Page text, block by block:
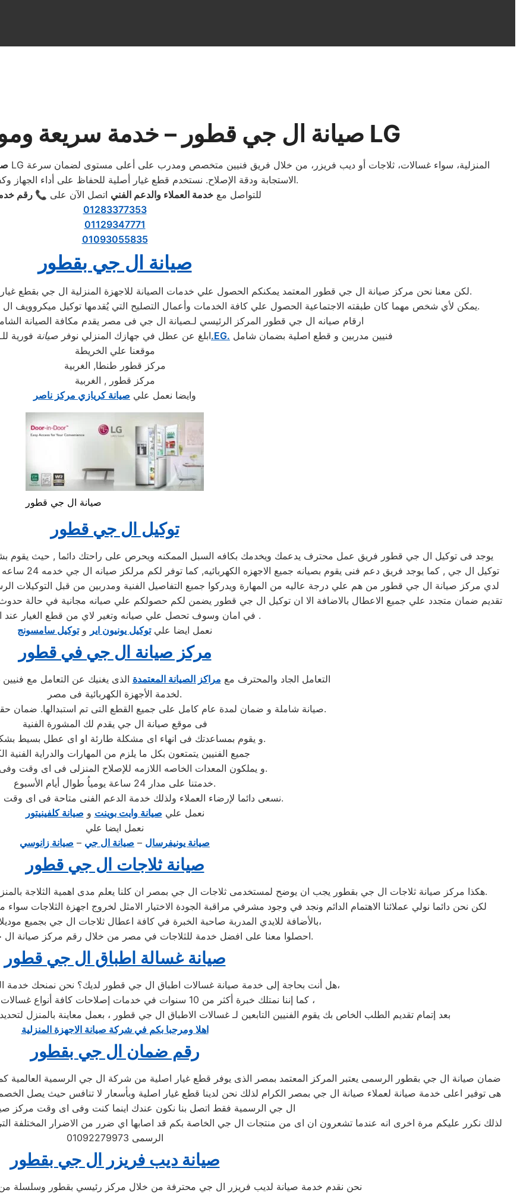
صيانة ال جي قطور – خدمة سريعة وموثوقة لجميع أجهزة LG
الاستجابة ودقة الإصلاح. نستخدم قطع غيار أصلية للحفاظ على أداء الجهاز وكفاءته لفترة طويلة.
للتواصل معخدمة العملاء والدعم الفني اتصل الآن على 📞 رقم
01283377353
01129347771
01093055835
صيانة ال جي بقطور
لكن معنا نحن مركز صيانة ال جي قطور المعتمد يمكنكم الحصول علي خدمات الصيانة للاجهزة المنزلية ال جي بقطع غيار أصلية وبشهادة ضمان معتمدة من مركز صيانة ال جي المعتمد.
يمكن لأي شخص مهما كان طبقته الاجتماعية الحصول علي كافة الخدمات وأعمال التصليح التي يُقدمها توكيل ميكروويف ال جي المُدعمة بباقات من الخصومات والعروض التي ليس لها مثيل.
ارقام صيانه ال جي قطور المركز الرئيسي لـصيانة ال جي فى مصر يقدم مكافة الصيانة
ابلغ عن عطل في جهازك المنزلي نوفر صيانة فورية .EG. فنيين مدربين و قطع اصلية بضمان شامل
موقعنا علي الخريطة
مركز قطور طنطا, الغربية
مركز قطور , الغربية
وايضا نعمل علي صيانة كريازي مركز ناصر
صيانة ال جي قطور
توكيل ال جي قطور
يوجد فى توكيل ال جي قطور فريق عمل محترف يدعمك ويخدمك بكافه السبل الممكنه ويحرص على راحتك دائما , حيث يقوم
توكيل ال جي ,
لدي مركز صيانة ال جي قطور من هم علي درجة عاليه من المهارة ويدركوا جميع التفاصيل الفنية ومدربين من قبل التوكيلات
تقديم ضمان متجدد علي جميع الاعطال بالاضافة الا ان توكيل ال جي قطور يضمن لكم حصولكم علي صيانه مجانية في حالة
في امان وسوف تحصل علي صيانه وتغير لاي من قطع الغيار عند الضرورة .
نعمل ايضا عليتوكيل يونيون اير وتوكيل سامسونج
مركز صيانة ال جي في قطور
التعامل الجاد والمحترف مع مراكز الصيانة المعتمدة الذى يغنيك عن التعامل مع
لخدمة الأجهزة الكهربائية فى مصر.
صيانة شاملة و ضمان لمدة عام كامل على جميع القطع التى تم استبدالها. ضمان حقيقى و جميع القطع اصلية.
فى موقع صيانة ال جي يقدم لك المشورة الفنية
و يقوم بمساعدتك فى انهاء اى مشكلة طارئة او اى عطل بسيط بشكل مجانى.
جميع الفنيين يتمتعون بكل ما يلزم من المهارات والدراية الفنية
و يملكون المعدات الخاصه اللازمه للإصلاح المنزلى فى اى وقت وفى اى مكان.
خدمتنا على مدار 24 ساعة يومياُ طوال أيام الأسبوع.
نسعى دائما لإرضاء العملاء ولذلك خدمة الدعم الفنى متاحة فى اى وقت وفى اى مكان.
نعمل علي صيانة وايت بوينت و صيانة كلفينيتور
نعمل ايضا علي
صيانة يونيفرسال – صيانة ال جي – صيانة زانوسي
صيانة ثلاجات ال جي قطور
هكذا مركز صيانة ثلاجات ال جي بقطور يجب ان يوضح لمستخدمى ثلاجات ال جي بمصر ان كلنا يعلم مدى اهمية الثلاجة بالمنزل ونحن لا ندخر جهدا كي نلبي جميع طلبات الصيانه لثلاجات ال جي.
لكن نحن دائما نولي عملائنا الاهتمام الدائم ونجد في وجود مشرفي مراقبة الجودة الاختيار الامثل لخروج اجهزة الثلاجات سواء
بالأضافة للايدي المدربة صاحبة الخبرة في كافة اعطال ثلاجات ال جي بجميع موديلاتها القديم منها والحديث،
احصلوا معنا على افضل خدمة للثلاجات في مصر من خلال رقم مركز صيانة ال جي المعتمد في قطور.
صيانة غسالة اطباق ال جي قطور
هل أنت بحاجة إلى خدمة صيانة غسالات اطباق ال جي قطور لديك؟ نحن نمنحك خدمة الصيانة الفورية التي ترغب بها،
كما إننا نمتلك خبرة أكثر من 10 سنوات في خدمات إصلاحات كافة أنواع غسالات الأطباق ال جي قطور ،
بعد إتمام تقديم الطلب الخاص بك يقوم الفنيين التابعين لـ غسالات الاطباق ال جي قطور ، بعمل معاينة بالمنزل
اهلا ومرحبا بكم في شركة صيانة الاجهزة المنزلية
رقم ضمان ال جي بقطور
ضمان صيانة ال جي بقطور الرسمى يعتبر المركز المعتمد بمصر الذى يوفر قطع غيار اصلية من شركة ال جي الرسمية العالمية كما
ال جي الرسمية فقط اتصل بنا نكون عندك اينما كنت وفى اى وقت مركز
لذلك نكرر عليكم مرة اخرى انه عندما تشعرون ان اى من منتجات ال جي الخاصة بكم قد اصابها اي ضرر من الاضرار المختلفة
الرسمى 01092279973
صيانة ديب فريزر ال جي بقطور
نحن نقدم خدمة صيانة لديب فريزر ال جي محترفة من خلال مركز رئيسي بقطور وسلسلة